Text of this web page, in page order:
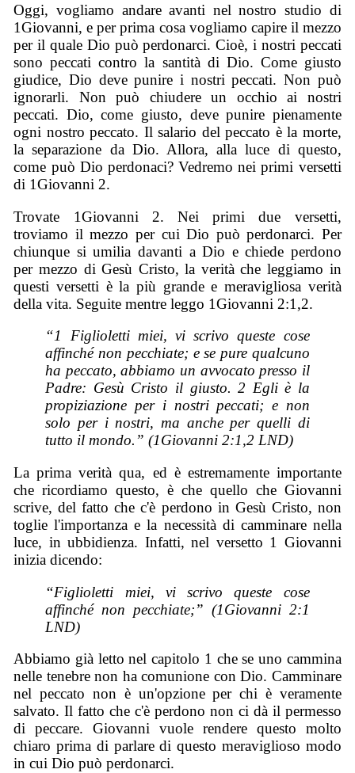
Oggi, vogliamo andare avanti nel nostro studio di
1Giovanni, e per prima cosa vogliamo capire il mezzo
per il quale Dio può perdonarci. Cioè, i nostri peccati
sono peccati contro la santità di Dio. Come giusto
giudice, Dio deve punire i nostri peccati. Non può
ignorarli. Non può chiudere un occhio ai nostri
peccati. Dio, come giusto, deve punire pienamente
ogni nostro peccato. Il salario del peccato è la morte,
la separazione da Dio. Allora, alla luce di questo,
come può Dio perdonaci? Vedremo nei primi versetti
di 1Giovanni 2.
Trovate 1Giovanni 2. Nei primi due versetti,
troviamo il mezzo per cui Dio può perdonarci. Per
chiunque si umilia davanti a Dio e chiede perdono
per mezzo di Gesù Cristo, la verità che leggiamo in
questi versetti è la più grande e meravigliosa verità
della vita. Seguite mentre leggo 1Giovanni 2:1,2.
“1 Figlioletti miei, vi scrivo queste cose
affinché non pecchiate; e se pure qualcuno
ha peccato, abbiamo un avvocato presso il
Padre: Gesù Cristo il giusto. 2 Egli è la
propiziazione per i nostri peccati; e non
solo per i nostri, ma anche per quelli di
tutto il mondo.” (1Giovanni 2:1,2 LND)
La prima verità qua, ed è estremamente importante
che ricordiamo questo, è che quello che Giovanni
scrive, del fatto che c'è perdono in Gesù Cristo, non
toglie l'importanza e la necessità di camminare nella
luce, in ubbidienza. Infatti, nel versetto 1 Giovanni
inizia dicendo:
“Figlioletti miei, vi scrivo queste cose
affinché non pecchiate;” (1Giovanni 2:1
LND)
Abbiamo già letto nel capitolo 1 che se uno cammina
nelle tenebre non ha comunione con Dio. Camminare
nel peccato non è un'opzione per chi è veramente
salvato. Il fatto che c'è perdono non ci dà il permesso
di peccare. Giovanni vuole rendere questo molto
chiaro prima di parlare di questo meraviglioso modo
in cui Dio può perdonarci.